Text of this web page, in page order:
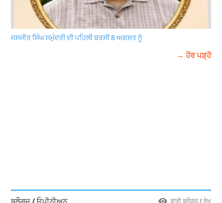
ਜਸਜੀਤ ਸਿੰਘ ਸਮੁੰਦਰੀ ਦੀ ਪਹਿਲੀ ਬਰਸੀ 8 ਅਗਸਤ ਨੂੰ
→ ਹੋਰ ਪੜ੍ਹੋ
ਬਲੌਗਜ਼ / ਓਪੀਨੀਅਨ ਬਾਕੀ ਬਲੌਗਜ਼ / ਲੇਖ